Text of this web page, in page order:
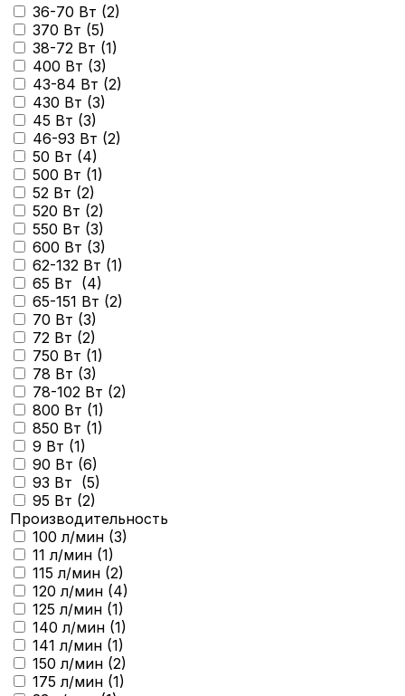
36-70 Вт (2)
370 Вт (5)
38-72 Вт (1)
400 Вт (3)
43-84 Вт (2)
430 Вт (3)
45 Вт (3)
46-93 Вт (2)
50 Вт (4)
500 Вт (1)
52 Вт (2)
520 Вт (2)
550 Вт (3)
600 Вт (3)
62-132 Вт (1)
65 Вт (4)
65-151 Вт (2)
70 Вт (3)
72 Вт (2)
750 Вт (1)
78 Вт (3)
78-102 Вт (2)
800 Вт (1)
850 Вт (1)
9 Вт (1)
90 Вт (6)
93 Вт (5)
95 Вт (2)
Производительность
100 л/мин (3)
11 л/мин (1)
115 л/мин (2)
120 л/мин (4)
125 л/мин (1)
140 л/мин (1)
141 л/мин (1)
150 л/мин (2)
175 л/мин (1)